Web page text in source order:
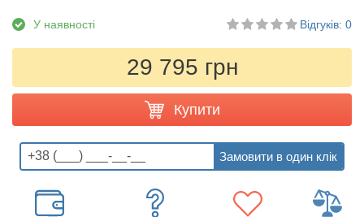
У наявності Відгуків: 0
29 795 грн
Купити